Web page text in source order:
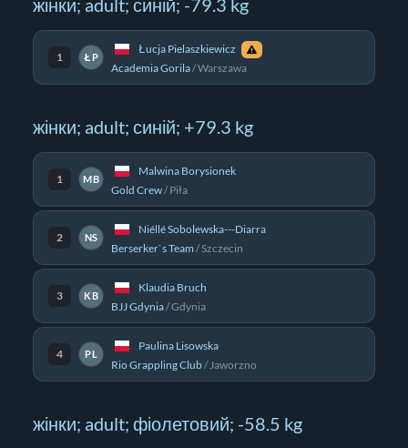
жінки; adult; синій; -79.3 kg
1 ŁP
Łucja Pielaszkiewicz
Academia Gorila/Warszawa
жінки; adult; синій; +79.3 kg
1 MB
Malwina Borysionek
Gold Crew/Piła
2 NS
Niéllé Sobolewska---Diarra
Berserker`s Team /Szczecin
3 KB
Klaudia Bruch
BJJ Gdynia/Gdynia
4 PL
Paulina Lisowska
Rio Grappling Club/ Jaworzno
жінки; adult; фіолетовий; -58.5 kg